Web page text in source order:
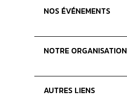
Présentation
Nos missions
NOS ÉVÉNEMENTS
Les concours
NOTRE ORGANISATION
AUTRES LIENS